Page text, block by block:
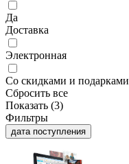
Да
Доставка
Электронная
Со скидками и подарками
Сбросить все
Показать (3)
Фильтры
дата поступления